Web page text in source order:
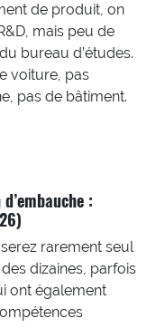
de produit, on
mais peu de
bureau d’études.
voiture, pas
pas de bâtiment.
:
rarement seul
dizaines, parfois
ont également